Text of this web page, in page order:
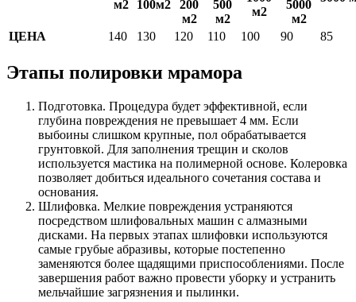
м2
100м2
200
м2
500
м2
м2
5000
м2
ЦЕНА 140 130 120 110 100 90 85
Этапы полировки мрамора
Подготовка. Процедура будет эффективной, если
глубина повреждения не превышает 4 мм. Если
выбоины слишком крупные, пол обрабатывается
грунтовкой. Для заполнения трещин и сколов
используется мастика на полимерной основе. Колеровка
позволяет добиться идеального сочетания состава и
основания.
Шлифовка. Мелкие повреждения устраняются
посредством шлифовальных машин с алмазными
дисками. На первых этапах шлифовки используются
самые грубые абразивы, которые постепенно
заменяются более щадящими приспособлениями. После
завершения работ важно провести уборку и устранить
мельчайшие загрязнения и пылинки.